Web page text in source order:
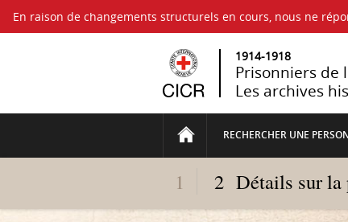
En raison de changements structurels en cours, nous ne
1914-1918
Prisonniers de
Les archives
RECHERCHER UNE
1 2 Détails sur la